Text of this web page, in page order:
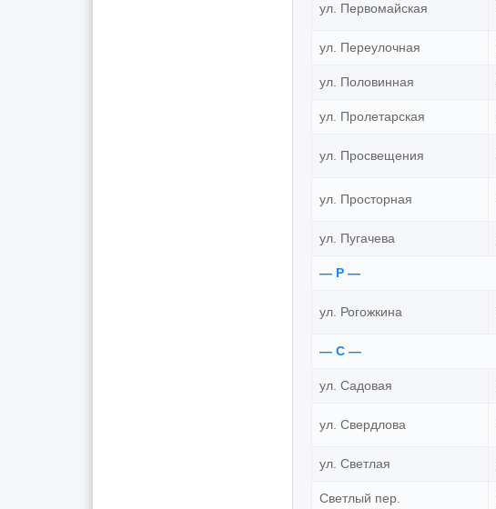
ул. Первомайская
ул. Переулочная
ул. Половинная
ул. Пролетарская
ул. Просвещения
ул. Просторная
ул. Пугачева
— Р —
ул. Рогожкина
— С —
ул. Садовая
ул. Свердлова
ул. Светлая
Светлый пер.